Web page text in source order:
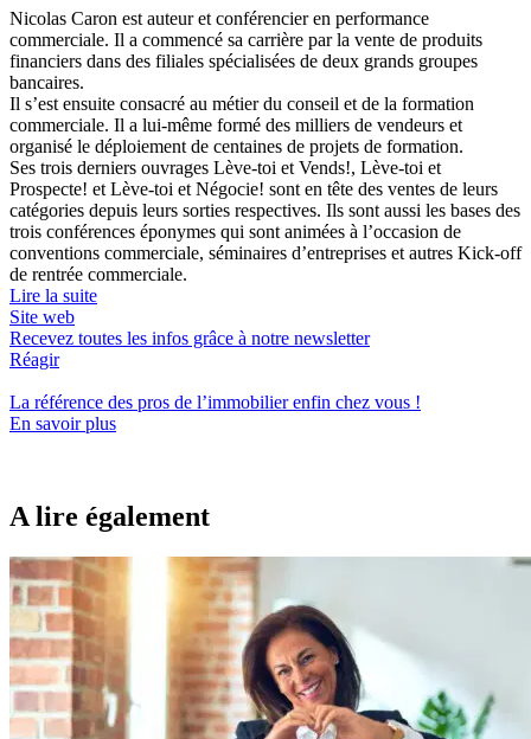
Nicolas Caron est auteur et conférencier en performance
commerciale. Il a commencé sa carrière par la vente de produits
financiers dans des filiales spécialisées de deux grands groupes
bancaires.
Il s’est ensuite consacré au métier du conseil et de la formation
commerciale. Il a lui-même formé des milliers de vendeurs et
organisé le déploiement de centaines de projets de formation.
Ses trois derniers ouvrages Lève-toi et Vends!, Lève-toi et
Prospecte! et Lève-toi et Négocie! sont en tête des ventes de leurs
catégories depuis leurs sorties respectives. Ils sont aussi les bases des
trois conférences éponymes qui sont animées à l’occasion de
conventions commerciale, séminaires d’entreprises et autres Kick-off
de rentrée commerciale.
Lire la suite
Site web
Recevez toutes les infos grâce à notre newsletter
Réagir
La référence des pros de l’immobilierenfin chez vous !
En savoir plus
A lire également